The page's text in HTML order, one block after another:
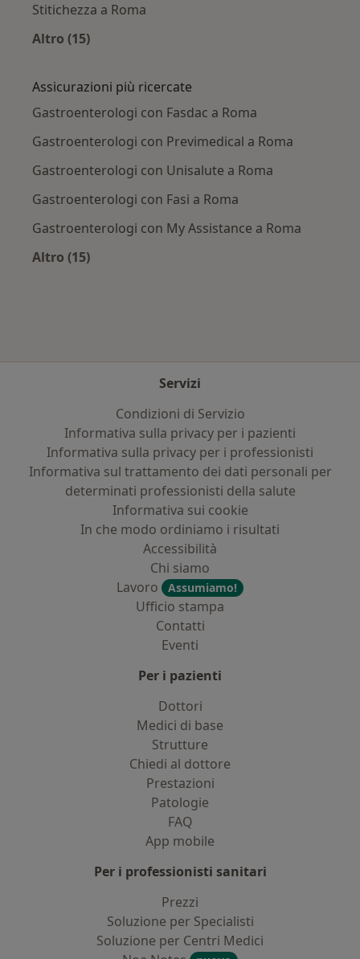
Stitichezza a Roma
Altro (15)
Assicurazioni più ricercate
Gastroenterologi con Fasdac a Roma
Gastroenterologi con Previmedical a Roma
Gastroenterologi con Unisalute a Roma
Gastroenterologi con Fasi a Roma
Gastroenterologi con My Assistance a Roma
Altro (15)
Servizi
Condizioni di Servizio
Informativa sulla privacy per i pazienti
Informativa sulla privacy per i professionisti
Informativa sul trattamento dei dati personali per
determinati professionisti della salute
Informativa sui cookie
In che modo ordiniamo i risultati
Accessibilità
Chi siamo
Lavoro
Assumiamo!
Ufficio stampa
Contatti
Eventi
Per i pazienti
Dottori
Medici di base
Strutture
Chiedi al dottore
Prestazioni
Patologie
FAQ
App mobile
Per i professionisti sanitari
Prezzi
Soluzione per Specialisti
Soluzione per Centri Medici